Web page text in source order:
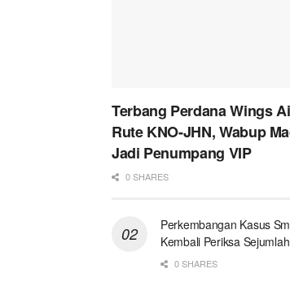
Terbang Perdana Wings
Rute KNO-JHN, Wabup
Jadi Penumpang VIP
0 SHARES
Perkembangan Kasus
Kembali Periksa
0 SHARES